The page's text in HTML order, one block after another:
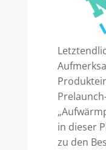
in dieser
zu den